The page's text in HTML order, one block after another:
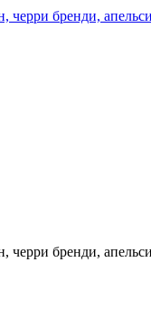
черри бренди,
черри бренди,